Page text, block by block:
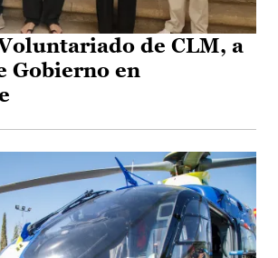
de CLM, a
Gobierno en